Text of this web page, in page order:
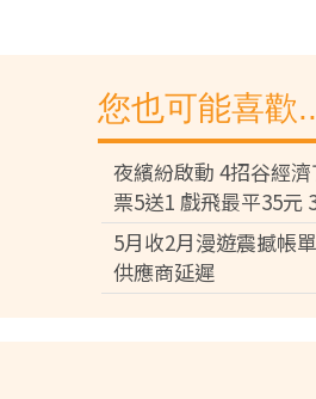
您也可能喜歡
夜繽紛啟動 4招谷經
票5送1 戲飛最平35元
5月收2月漫遊震撼帳
供應商延遲